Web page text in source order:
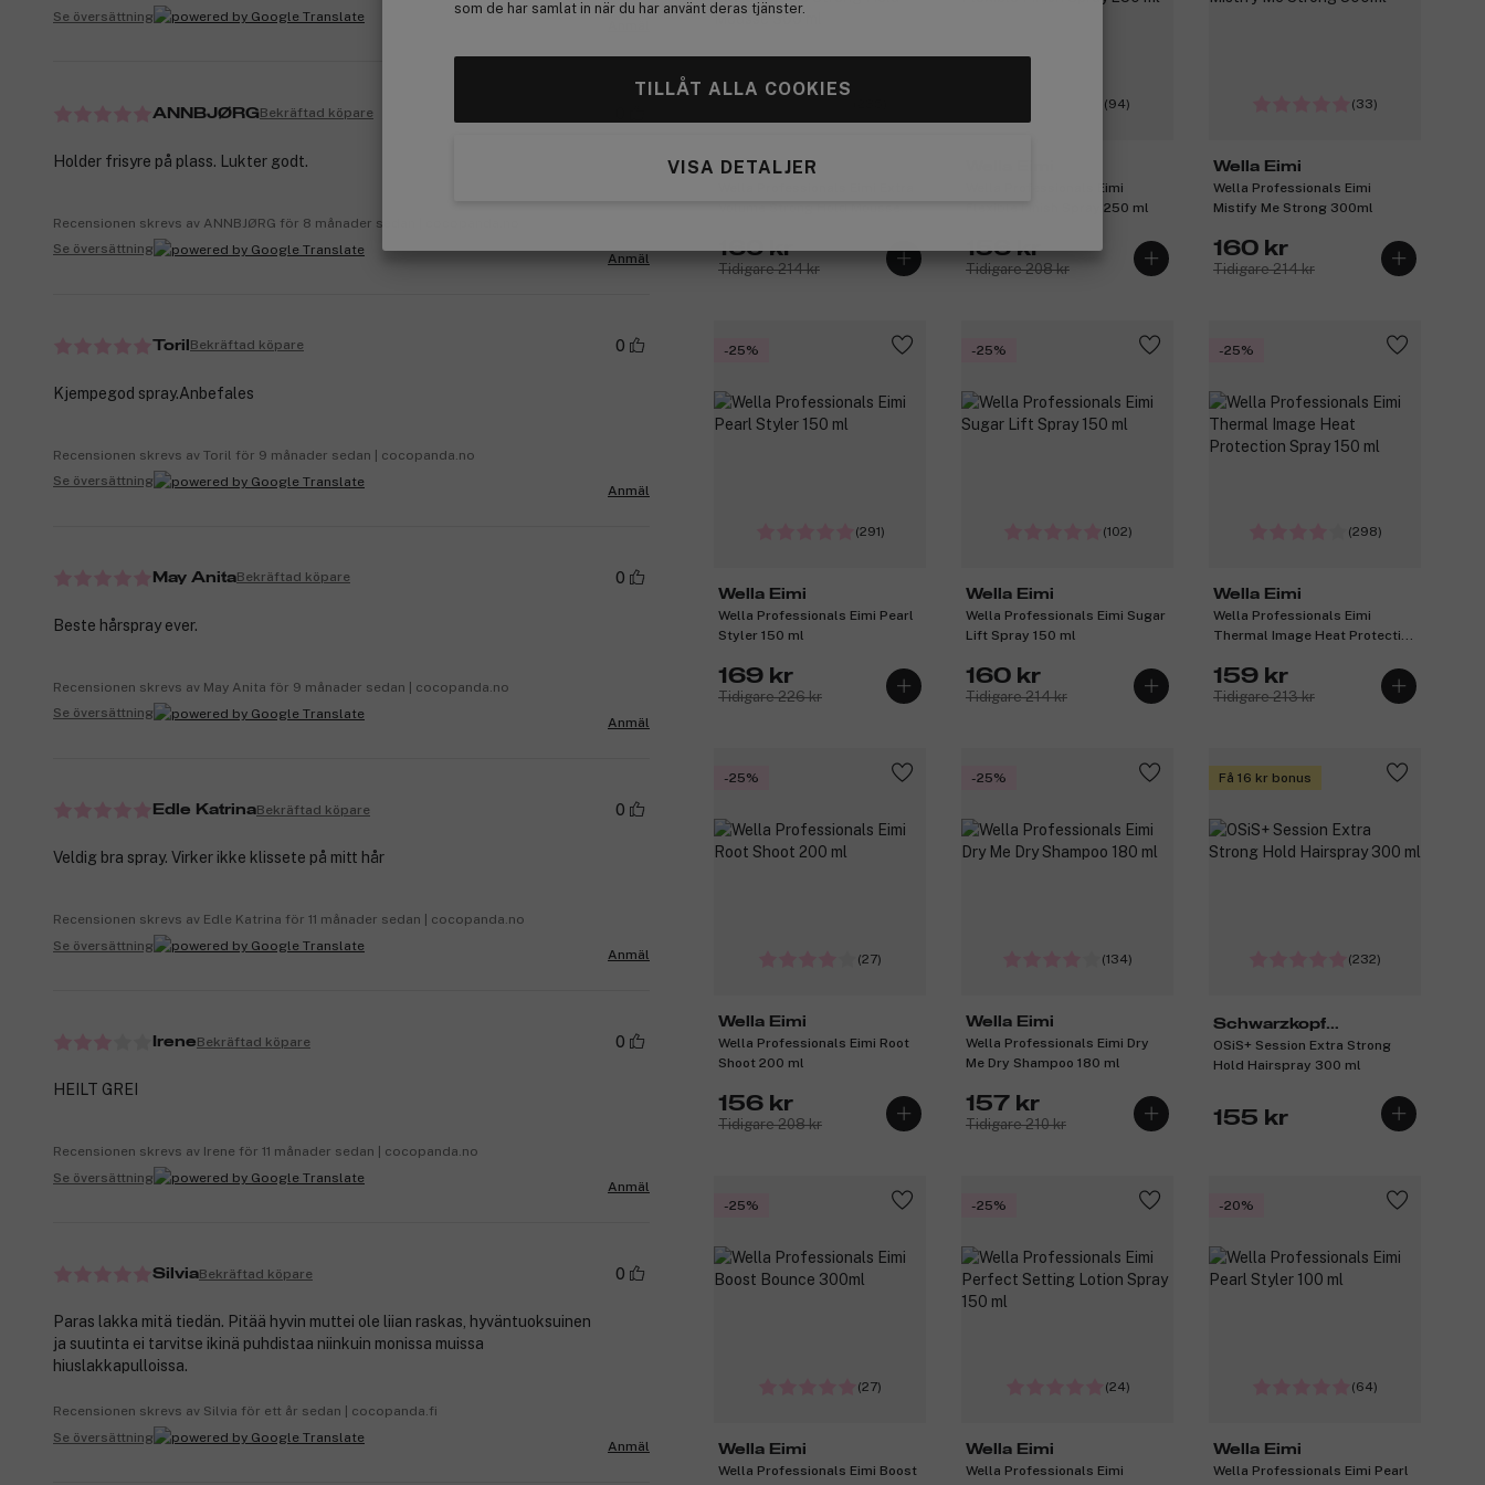
som de har samlat in när du har använt deras tjänster.
TILLÅT ALLA COOKIES
VISA DETALJER
Wella Eimi
160 kr
Tidigare 214 kr
(94)
Wella Professionals Eimi
Flexible Finish Spray 250 ml
156 kr
Tidigare 208 kr
(33)
Wella Eimi
Wella Professionals Eimi
Mistify Me Strong 300ml
160 kr
Tidigare 214 kr
-25%
(291)
Wella Eimi
Wella Professionals Eimi Pearl
Styler 150 ml
169 kr
Tidigare 226 kr
-25%
(102)
Wella Eimi
Wella Professionals Eimi Sugar
Lift Spray 150 ml
160 kr
Tidigare 214 kr
-25%
(298)
Wella Eimi
Wella Professionals Eimi
Thermal Image Heat Protection
159 kr
Tidigare 213 kr
-25%
(27)
Wella Eimi
Wella Professionals Eimi Root
Shoot 200 ml
156 kr
Tidigare 208 kr
-25%
(134)
Wella Eimi
Wella Professionals Eimi Dry
Me Dry Shampoo 180 ml
157 kr
Tidigare 210 kr
Få 16 kr bonus
(232)
Schwarzkopf
Professional
OSiS+ Session Extra Strong
Hold Hairspray 300 ml
155 kr
-25%
(27)
Wella Eimi
Wella Professionals Eimi Boost
-25%
(24)
Wella Eimi
Wella Professionals Eimi
-20%
(64)
Wella Eimi
Wella Professionals Eimi Pearl
Se översättning
ANNBJØRGBekräftad köpare
Holder frisyre på plass. Lukter godt.
Recensionen skrevs av ANNBJØRG för 8 månader sedan | cocopanda.no
Se översättning
Anmäl
Toril Bekräftad köpare 0
Kjempegod spray.Anbefales
Recensionen skrevs av Toril för 9 månader sedan | cocopanda.no
Se översättning
Anmäl
May AnitaBekräftad köpare 0
Beste hårspray ever.
Recensionen skrevs av May Anita för 9 månader sedan | cocopanda.no
Se översättning
Anmäl
Edle KatrinaBekräftad köpare 0
Veldig bra spray. Virker ikke klissete på mitt hår
Recensionen skrevs av Edle Katrina för 11 månader sedan | cocopanda.no
Se översättning
Anmäl
IreneBekräftad köpare 0
HEILT GREI
Recensionen skrevs av Irene för 11 månader sedan | cocopanda.no
Se översättning
Anmäl
SilviaBekräftad köpare 0
Paras lakka mitä tiedän. Pitää hyvin muttei ole liian raskas, hyväntuoksuinen
ja suutinta ei tarvitse ikinä puhdistaa niinkuin monissa muissa
hiuslakkapulloissa.
Recensionen skrevs av Silvia för ett år sedan | cocopanda.fi
Se översättning
Anmäl